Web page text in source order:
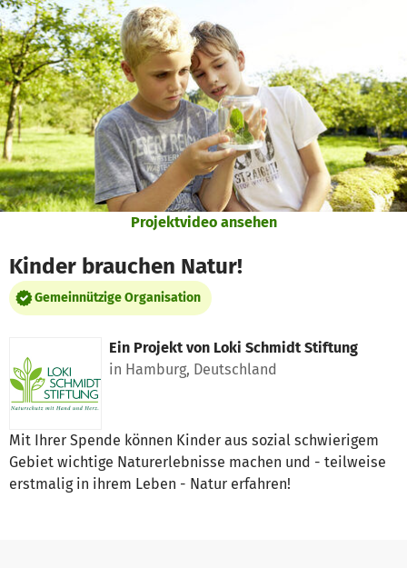
Zum Hauptinhalt springen
Erklärung zur Barrierefreiheit anzeigen
Projektvideo ansehen
Kinder brauchen Natur!
Gemeinnützige Organisation
Ein Projekt von Loki Schmidt Stiftung
in Hamburg, Deutschland
Mit Ihrer Spende können Kinder aus sozial schwierigem
Gebiet wichtige Naturerlebnisse machen und - teilweise
erstmalig in ihrem Leben - Natur erfahren!